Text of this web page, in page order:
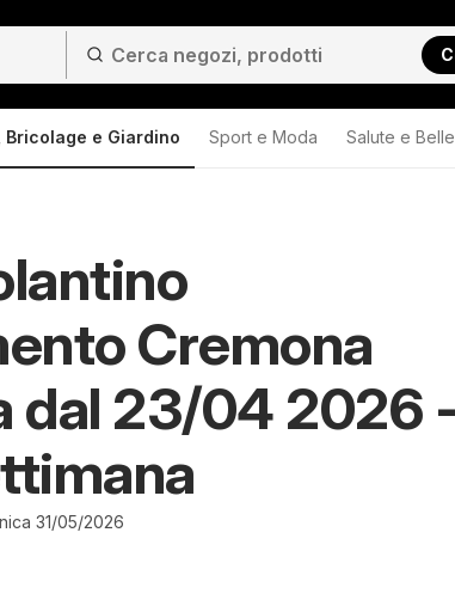
Bricolage e Giardino Sport e Moda Salute e
Cremona
dal 23/04 2026
31/05/2026